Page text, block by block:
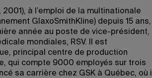
2001), à l’emploi de la multinationale
GlaxoSmithKline) depuis 15 ans,
année au poste de vice-président,
mondiales, RSV. Il est
principal centre de production
qui compte 9000 employés sur trois
sa carrière chez GSK à Québec, où il